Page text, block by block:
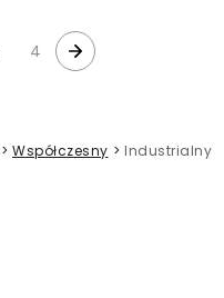
4
> Współczesny > Industrialny